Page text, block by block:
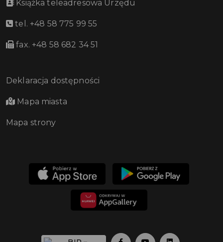
Książka teleadresowa Urzędu
tel. +48 58 775 99 55
fax. +48 58 682 34 51
Deklaracja dostępności
Mapa miasta
Mapa strony